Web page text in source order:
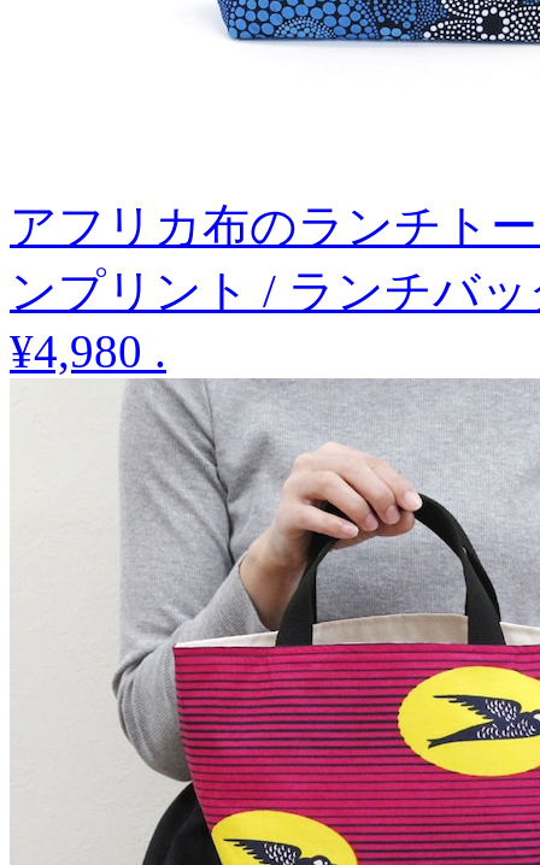
アフリカ布のランチト
ンプリント / ランチバ
¥4,980 .